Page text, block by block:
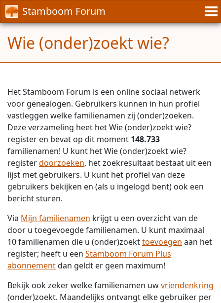
Stamboom Forum
Wie (onder)zoekt wie?
Het Stamboom Forum is een online sociaal netwerk
voor genealogen. Gebruikers kunnen in hun profiel
vastleggen welke familienamen zij (onder)zoeken.
Deze verzameling heet het Wie (onder)zoekt wie?
register en bevat op dit moment 148.733
familienamen! U kunt het Wie (onder)zoekt wie?
registerdoorzoeken, het zoekresultaat bestaat uit een
lijst met gebruikers. U kunt het profiel van deze
gebruikers bekijken en (als u ingelogd bent) ook een
bericht sturen.
Via Mijn familienamen krijgt u een overzicht van de
door u toegevoegde familienamen. U kunt maximaal
10 familienamen die u (onder)zoekttoevoegen aan het
register; heeft u een Stamboom Forum Plus
abonnementdan geldt er geen maximum!
Bekijk ook zeker welke familienamen uwvriendenkring
(onder)zoekt. Maandelijks ontvangt elke gebruiker per